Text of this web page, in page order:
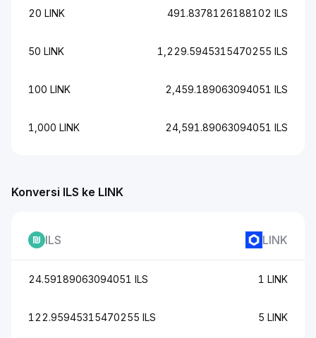
20 LINK 491.8378126188102 ILS
50 LINK 1,229.5945315470255 ILS
100 LINK 2,459.189063094051 ILS
1,000 LINK 24,591.89063094051 ILS
Konversi ILS ke LINK
ILS LINK
24.59189063094051 ILS 1 LINK
122.95945315470255 ILS 5 LINK